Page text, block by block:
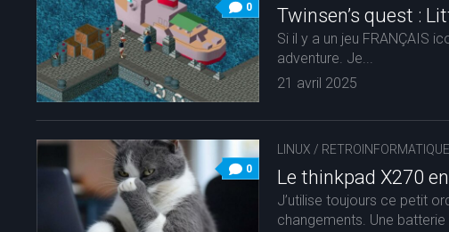
0 Twinsen’s quest :
Si il y a un jeu FRANÇAIS
adventure. Je...
21 avril 2025
0
LINUX / RETROINFORMATIQUE
Le thinkpad X270
J’utilise toujours ce petit
changements. Une